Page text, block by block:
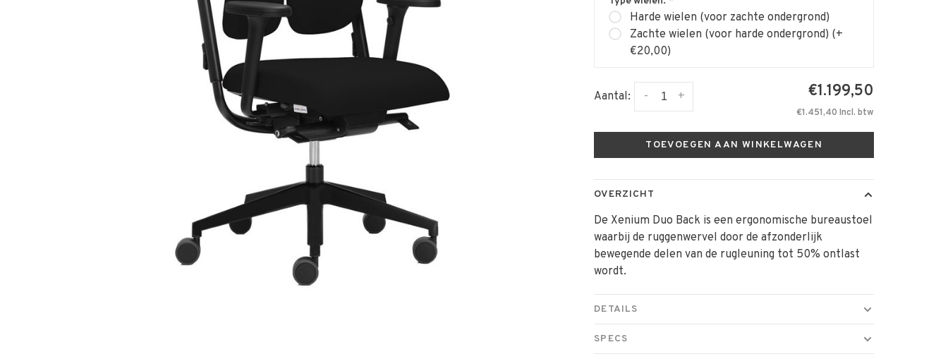
Harde wielen (voor zachte ondergrond)
Zachte wielen (voor harde ondergrond) (+
€20,00)
Aantal: +
- €1.199,50
€1.451,40 Incl. btw
TOEVOEGEN AAN WINKELWAGEN
OVERZICHT
De Xenium Duo Back is een ergonomische bureaustoel
waarbij de ruggenwervel door de afzonderlijk
bewegende delen van de rugleuning tot 50% ontlast
wordt.
DETAILS
SPECS